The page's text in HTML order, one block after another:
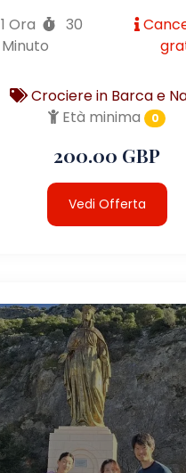
1 Ora
30
Minuto
Crociere in Barca e
Età minima
0
200.00 GBP
Vedi Offerta